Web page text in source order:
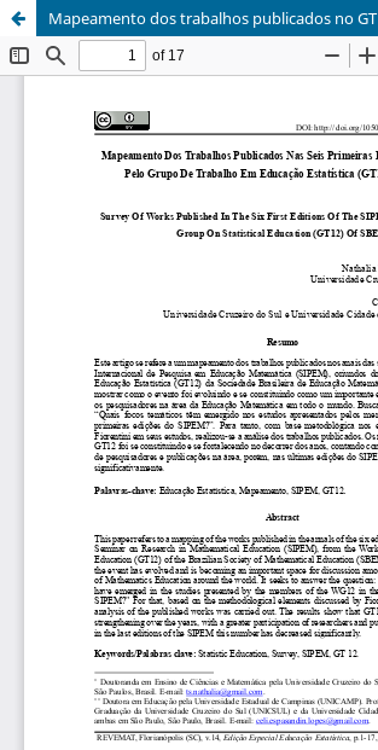
Mapeamento dos trabalhos publicados no GT